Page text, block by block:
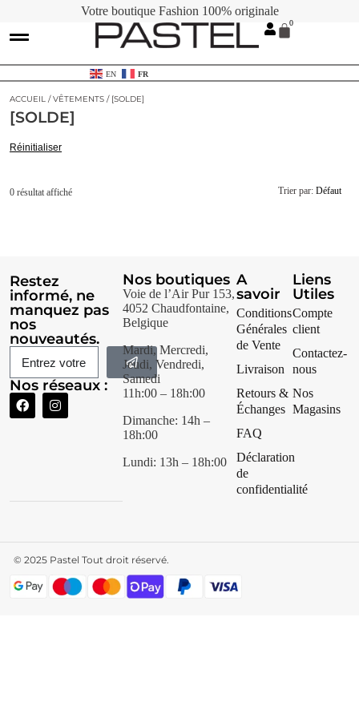
Votre boutique Fashion 100% originale
EN FR
ACCUEIL /VÊTEMENTS / [SOLDE]
[SOLDE]
Réinitialiser
Trier par: Défaut
0 résultat affiché
Restez
informé, ne
manquez pas
nos
nouveautés.
Nos réseaux :
Nos boutiques
Voie de l’Air Pur 153,
4052 Chaudfontaine,
Belgique
Mardi, Mercredi,
Jeudi, Vendredi,
Samedi
11h:00 – 18h:00
Dimanche: 14h –
18h:00
Lundi: 13h – 18h:00
A
savoir
Conditions
Générales
de Vente
Livraison
Retours &
Échanges
FAQ
Déclaration
de
confidentialité
Liens
Utiles
Compte
client
Contactez-
nous
Nos
Magasins
© 2025 Pastel Tout droit réservé.